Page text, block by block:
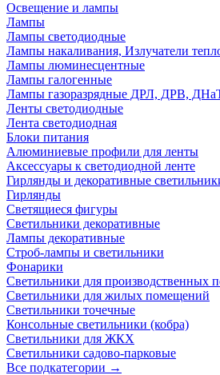
Освещение и лампы
Лампы
Лампы светодиодные
Лампы накаливания, Излучатели
Лампы люминесцентные
Лампы галогенные
Лампы газоразрядные ДРЛ, ДРВ,
Ленты светодиодные
Лента светодиодная
Блоки питания
Алюминиевые профили для ленты
Аксессуары к светодиодной ленте
Гирлянды и декоративные
Гирлянды
Светящиеся фигуры
Светильники декоративные
Лампы декоративные
Строб-лампы и светильники
Фонарики
Светильники для производственных
Светильники для жилых помещений
Светильники точечные
Консольные светильники (кобра)
Светильники для ЖКХ
Светильники садово-парковые
Все подкатегории →